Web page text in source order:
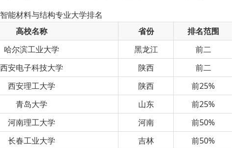
能材料与结构专业大学排名
高校名称 省份
排名范围
哈尔滨工业大学 黑龙江
前二
西安电子科技大学 陕西
前二
西安理工大学 陕西
前25%
青岛大学 山东
前25%
河南理工大学 河南
前50%
长春工业大学 吉林
前50%